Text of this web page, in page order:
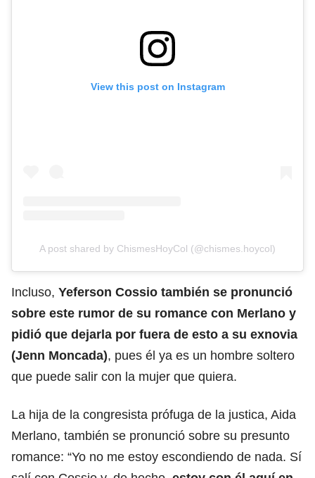
View this post on Instagram
A post shared by ChismesHoyCol (@chismes.hoycol)
Incluso, Yeferson Cossio también se pronunció
sobre este rumor de su romance con Merlano y
pidió que dejarla por fuera de esto a su exnovia
(Jenn Moncada), pues él ya es un hombre soltero
que puede salir con la mujer que quiera.
La hija de la congresista prófuga de la justica, Aida
Merlano, también se pronunció sobre su presunto
romance: “Yo no me estoy escondiendo de nada. Sí